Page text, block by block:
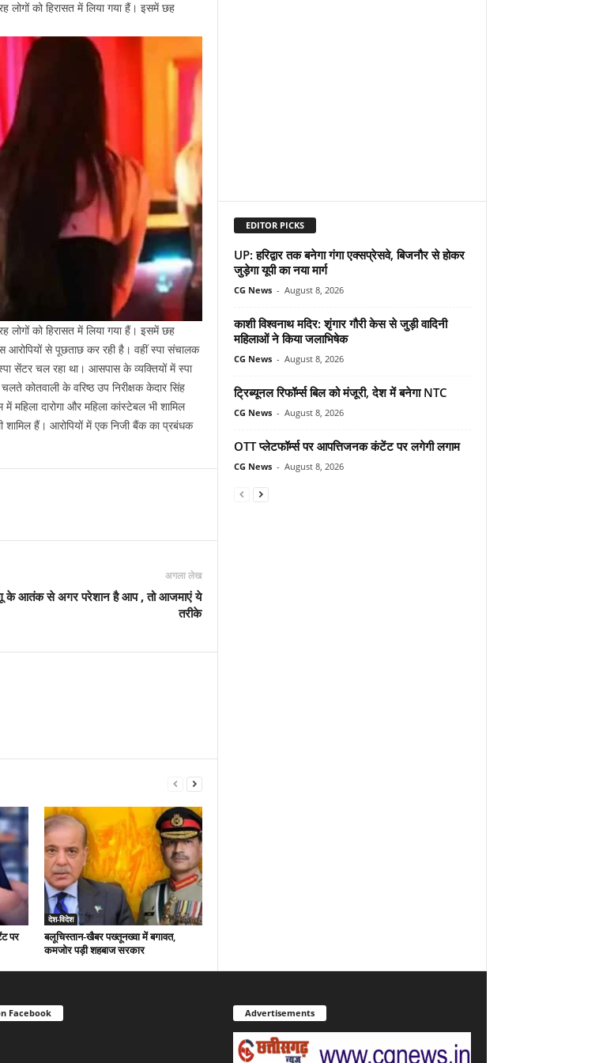
लोगों को हिरासत में लिया गया हैं। इसमें छह
लोगों को हिरासत में लिया गया हैं। इसमें छह
आरोपियों से पूछताछ कर रही है। वहीं स्पा संचालक
सेंटर चल रहा था। आसपास के व्यक्तियों में स्पा
कोतवाली के वरिष्ठ उप निरीक्षक केदार सिंह
महिला दारोगा और महिला कांस्टेबल भी शामिल
शामिल हैं। आरोपियों में एक निजी बैंक का प्रबंधक
अगला लेख
के आतंक से अगर परेशान है आप , तो आजमाएं ये
तरीके
पर
देश-विदेश
बलूचिस्तान-खैबर पख्तूनख्वा में बगावत,
कमजोर पड़ी शहबाज सरकार
EDITOR PICKS
UP: हरिद्वार तक बनेगा गंगा एक्सप्रेसवे, बिजनौर से होकर
जुड़ेगा यूपी का नया मार्ग
CG News - August 8, 2026
काशी विश्वनाथ मदिर: शृंगार गौरी केस से जुड़ी वादिनी
महिलाओं ने किया जलाभिषेक
CG News - August 8, 2026
ट्रिब्यूनल रिफॉर्म्स बिल को मंजूरी, देश में बनेगा NTC
CG News - August 8, 2026
OTT प्लेटफॉर्म्स पर आपत्तिजनक कंटेंट पर लगेगी लगाम
CG News - August 8, 2026
Facebook Advertisements